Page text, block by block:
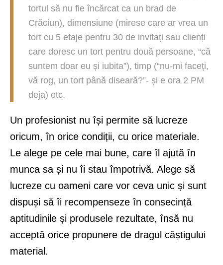
tortul să nu fie încărcat ca un brad de
Crăciun), dimensiune (mirese care ar vrea un
tort cu 5 etaje pentru 30 de invitați sau clienți
care doresc un tort pentru două persoane, “că
suntem doar eu și iubita”), timp (“nu-mi faceți,
vă rog, un tort până diseară?”- și e ora 2 PM
deja) etc.
Un profesionist nu își permite să lucreze
oricum, în orice condiții, cu orice materiale.
Le alege pe cele mai bune, care îl ajută în
munca sa și nu îi stau împotrivă. Alege să
lucreze cu oameni care vor ceva unic și sunt
dispuși să îi recompenseze în consecință
aptitudinile și produsele rezultate, însă nu
acceptă orice propunere de dragul câștigului
material.